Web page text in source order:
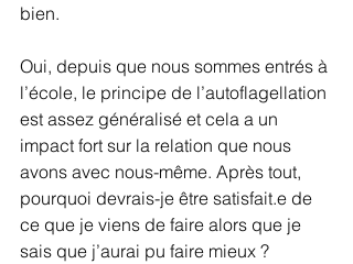
bien.
Oui, depuis que nous sommes entrés à
l’école, le principe de l’autoflagellation
est assez généralisé et cela a un
impact fort sur la relation que nous
avons avec nous-même. Après tout,
pourquoi devrais-je être satisfait.e de
ce que je viens de faire alors que je
sais que j’aurai pu faire mieux ?